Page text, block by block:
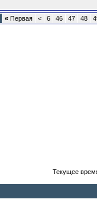
« Первая < 6 46 47 48
Текущее